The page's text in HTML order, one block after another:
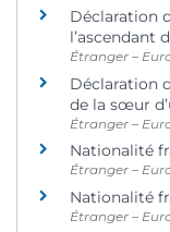
Déclaration
l’ascendant
Étranger –
Déclaration
de la sœur
Étranger –
Nationalité
Étranger –
Nationalité
Étranger –